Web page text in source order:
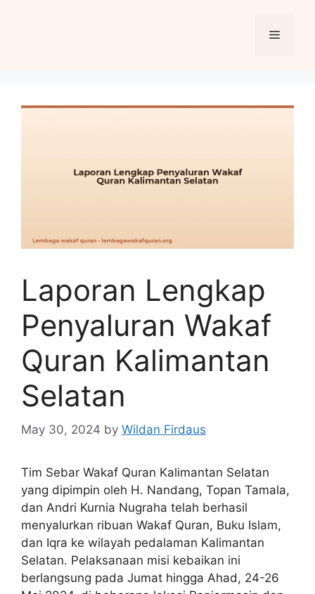
Menu
Laporan Lengkap
Penyaluran Wakaf
Quran Kalimantan
Selatan
May 30, 2024 by Wildan Firdaus
Tim Sebar Wakaf Quran Kalimantan Selatan
yang dipimpin oleh H. Nandang, Topan Tamala,
dan Andri Kurnia Nugraha telah berhasil
menyalurkan ribuan Wakaf Quran, Buku Islam,
dan Iqra ke wilayah pedalaman Kalimantan
Selatan. Pelaksanaan misi kebaikan ini
berlangsung pada Jumat hingga Ahad, 24-26